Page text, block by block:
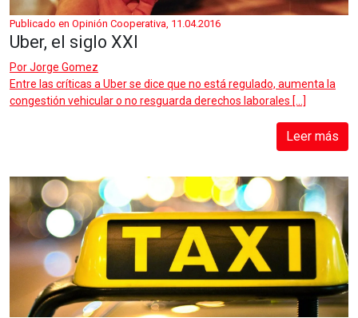
Publicado en Opinión Cooperativa, 11.04.2016
Uber, el siglo XXI
PorJorge Gomez
Entre las críticas a Uber se dice que no está regulado, aumenta la
congestión vehicular o no resguarda derechos laborales […]
Leer más